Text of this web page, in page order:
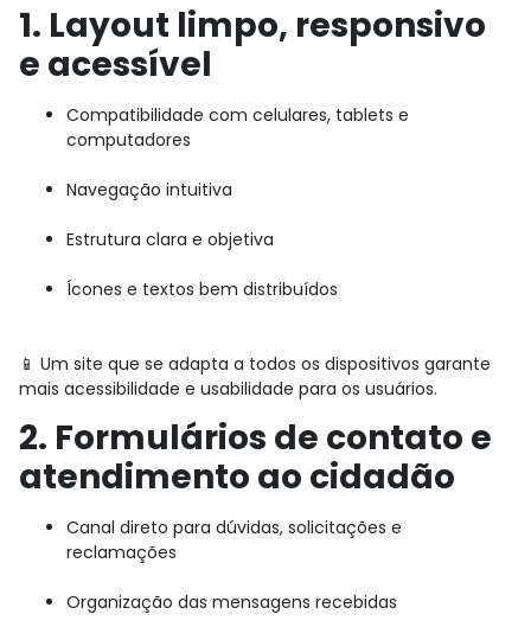
1. Layout limpo, responsivo
e acessível
Compatibilidade com celulares, tablets e
computadores
Navegação intuitiva
Estrutura clara e objetiva
Ícones e textos bem distribuídos
📱 Um site que se adapta a todos os dispositivos garante
mais acessibilidade e usabilidade para os usuários.
2. Formulários de contato e
atendimento ao cidadão
Canal direto para dúvidas, solicitações e
reclamações
Organização das mensagens recebidas